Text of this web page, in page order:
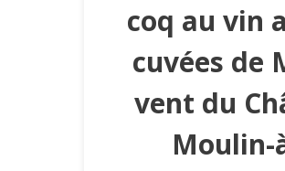
coq au vin
cuvées de
vent du
Moulin-